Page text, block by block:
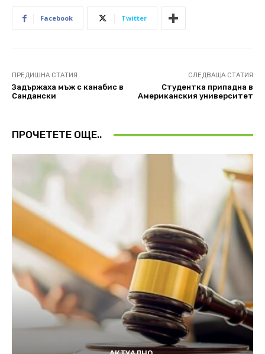
Facebook Twitter
ПРЕДИШНА СТАТИЯ
Задържаха мъж с канабис в
Сандански
СЛЕДВАЩА СТАТИЯ
Студентка припадна в
Американския университет
ПРОЧЕТЕТЕ ОЩЕ..